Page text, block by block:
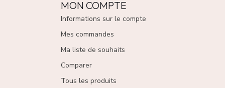
MON COMPTE
Informations sur le compte
Mes commandes
Ma liste de souhaits
Comparer
Tous les produits